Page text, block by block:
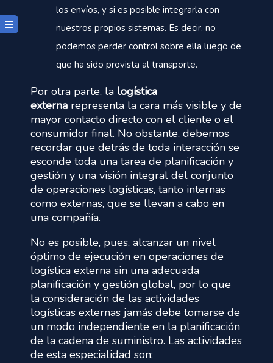
los envíos, y si es posible integrarla con
nuestros propios sistemas. Es decir, no
podemos perder control sobre ella luego de
que ha sido provista al transporte.
Por otra parte, la logística
externa representa la cara más visible y de
mayor contacto directo con el cliente o el
consumidor final. No obstante, debemos
recordar que detrás de toda interacción se
esconde toda una tarea de planificación y
gestión y una visión integral del conjunto
de operaciones logísticas, tanto internas
como externas, que se llevan a cabo en
una compañía.
No es posible, pues, alcanzar un nivel
óptimo de ejecución en operaciones de
logística externa sin una adecuada
planificación y gestión global, por lo que
la consideración de las actividades
logísticas externas jamás debe tomarse de
un modo independiente en la planificación
de la cadena de suministro. Las actividades
de esta especialidad son: